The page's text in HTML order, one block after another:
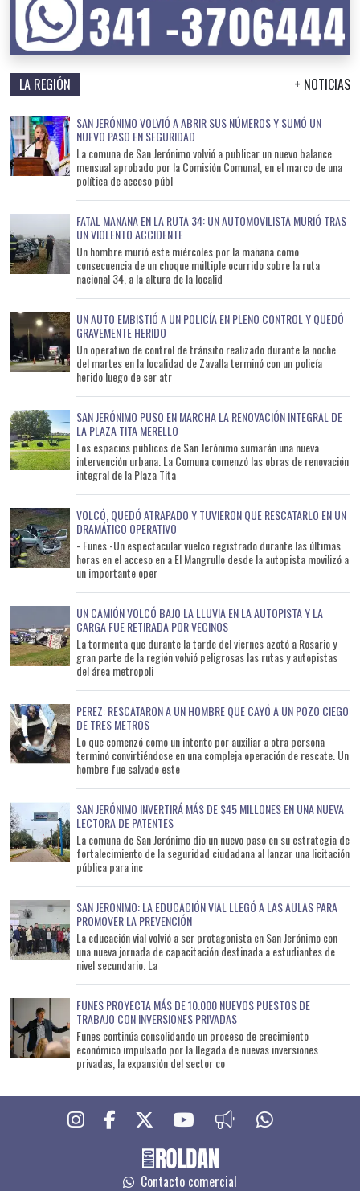
LA REGIÓN + NOTICIAS
SAN JERÓNIMO VOLVIÓ A ABRIR SUS NÚMEROS Y SUMÓ UN
NUEVO PASO EN SEGURIDAD
La comuna de San Jerónimo volvió a publicar un nuevo balance
mensual aprobado por la Comisión Comunal, en el marco de una
política de acceso públ
FATAL MAÑANA EN LA RUTA 34: UN AUTOMOVILISTA MURIÓ TRAS
UN VIOLENTO ACCIDENTE
Un hombre murió este miércoles por la mañana como
consecuencia de un choque múltiple ocurrido sobre la ruta
nacional 34, a la altura de la localid
UN AUTO EMBISTIÓ A UN POLICÍA EN PLENO CONTROL Y QUEDÓ
GRAVEMENTE HERIDO
Un operativo de control de tránsito realizado durante la noche
del martes en la localidad de Zavalla terminó con un policía
herido luego de ser atr
SAN JERÓNIMO PUSO EN MARCHA LA RENOVACIÓN INTEGRAL DE
LA PLAZA TITA MERELLO
Los espacios públicos de San Jerónimo sumarán una nueva
intervención urbana. La Comuna comenzó las obras de renovación
integral de la Plaza Tita
VOLCÓ, QUEDÓ ATRAPADO Y TUVIERON QUE RESCATARLO EN UN
DRAMÁTICO OPERATIVO
- Funes -Un espectacular vuelco registrado durante las últimas
horas en el acceso en a El Mangrullo desde la autopista movilizó a
un importante oper
UN CAMIÓN VOLCÓ BAJO LA LLUVIA EN LA AUTOPISTA Y LA
CARGA FUE RETIRADA POR VECINOS
La tormenta que durante la tarde del viernes azotó a Rosario y
gran parte de la región volvió peligrosas las rutas y autopistas
del área metropoli
PEREZ: RESCATARON A UN HOMBRE QUE CAYÓ A UN POZO CIEGO
DE TRES METROS
Lo que comenzó como un intento por auxiliar a otra persona
terminó convirtiéndose en una compleja operación de rescate. Un
hombre fue salvado este
SAN JERÓNIMO INVERTIRÁ MÁS DE $45 MILLONES EN UNA NUEVA
LECTORA DE PATENTES
La comuna de San Jerónimo dio un nuevo paso en su estrategia de
fortalecimiento de la seguridad ciudadana al lanzar una licitación
pública para inc
SAN JERONIMO: LA EDUCACIÓN VIAL LLEGÓ A LAS AULAS PARA
PROMOVER LA PREVENCIÓN
La educación vial volvió a ser protagonista en San Jerónimo con
una nueva jornada de capacitación destinada a estudiantes de
nivel secundario. La
FUNES PROYECTA MÁS DE 10.000 NUEVOS PUESTOS DE
TRABAJO CON INVERSIONES PRIVADAS
Funes continúa consolidando un proceso de crecimiento
económico impulsado por la llegada de nuevas inversiones
privadas, la expansión del sector co
Contacto comercial